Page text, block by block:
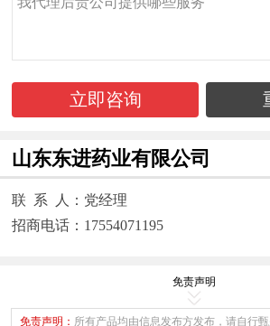
立即咨询
山东东进药业有限公司
联 系 人：党经理
招商电话：17554071195
免责声明
免责声明： 所有产品均由信息发布方发布，请自行